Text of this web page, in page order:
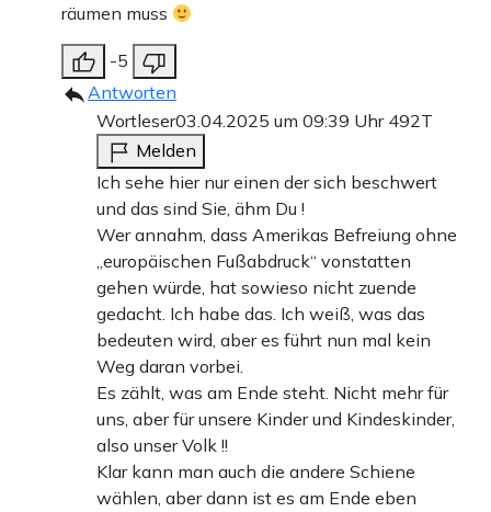
räumen muss
-5
Antworten
Wortleser03.04.2025 um 09:39 Uhr 492T
Melden
Ich sehe hier nur einen der sich beschwert
und das sind Sie, ähm Du !
Wer annahm, dass Amerikas Befreiung ohne
„europäischen Fußabdruck“ vonstatten
gehen würde, hat sowieso nicht zuende
gedacht. Ich habe das. Ich weiß, was das
bedeuten wird, aber es führt nun mal kein
Weg daran vorbei.
Es zählt, was am Ende steht. Nicht mehr für
uns, aber für unsere Kinder und Kindeskinder,
also unser Volk !!
Klar kann man auch die andere Schiene
wählen, aber dann ist es am Ende eben